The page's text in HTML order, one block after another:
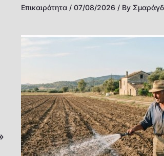
Επικαιρότητα /07/08/2026 / By